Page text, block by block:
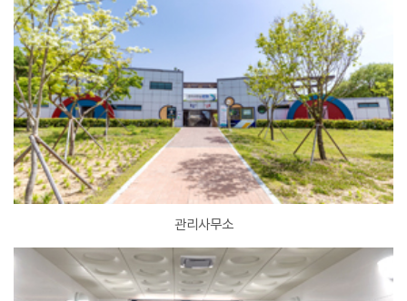
관리사무소